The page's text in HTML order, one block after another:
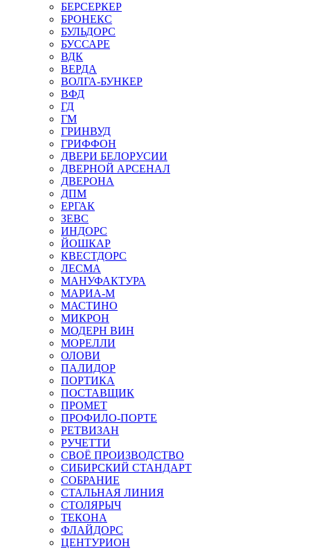
БЕРСЕРКЕР
БРОНЕКС
БУЛЬДОРС
БУССАРЕ
ВДК
ВЕРДА
ВОЛГА-БУНКЕР
ВФД
ГД
ГМ
ГРИНВУД
ГРИФФОН
ДВЕРИ БЕЛОРУСИИ
ДВЕРНОЙ АРСЕНАЛ
ДВЕРОНА
ДПМ
ЕРГАК
ЗЕВС
ИНДОРС
ЙОШКАР
КВЕСТДОРС
ЛЕСМА
МАНУФАКТУРА
МАРИА-М
МАСТИНО
МИКРОН
МОДЕРН ВИН
МОРЕЛЛИ
ОЛОВИ
ПАЛИДОР
ПОРТИКА
ПОСТАВЩИК
ПРОМЕТ
ПРОФИЛО-ПОРТЕ
РЕТВИЗАН
РУЧЕТТИ
СВОЁ ПРОИЗВОДСТВО
СИБИРСКИЙ СТАНДАРТ
СОБРАНИЕ
СТАЛЬНАЯ ЛИНИЯ
СТОЛЯРЫЧ
ТЕКОНА
ФЛАЙДОРС
ЦЕНТУРИОН